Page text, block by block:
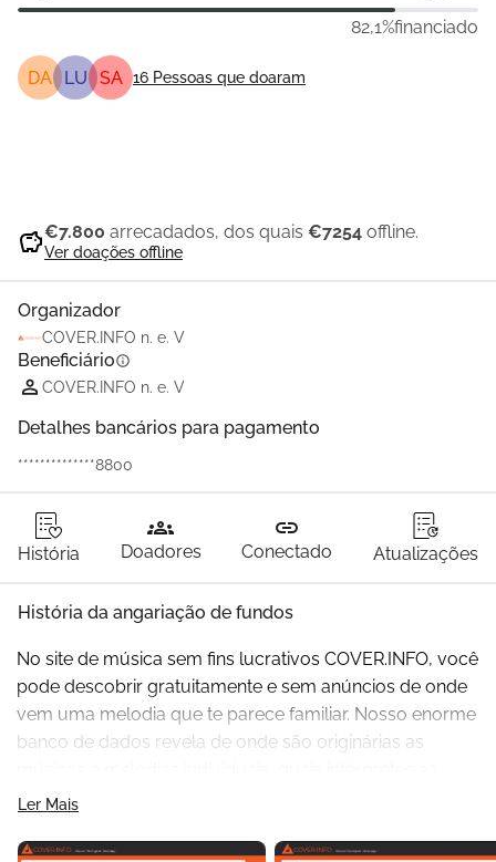
82,1%financiado
DA LU SA 16 Pessoas que doaram
savings€7.800 arrecadados, dos quais €7254 offline.
Ver doações offline
Organizador
COVER.INFO n. e. V
Beneficiárioinfo
COVER.INFO n. e. V
Detalhes bancários para pagamento
**************8800
História
groups
Doadores
link
Conectado Atualizações
História da angariação de fundos
No site de música sem fins lucrativos COVER.INFO, você
pode descobrir gratuitamente e sem anúncios de onde
vem uma melodia que te parece familiar. Nosso enorme
banco de dados revela de onde são originárias as
cobriram, de onde vem a amostra ao fundo de uma
uma melodia. Claro, você também pode pesquisar ao
Ler Mais